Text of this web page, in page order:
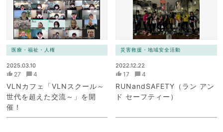
医療・福祉・人権
2025.03.10
27 4
VLNカフェ「VLNスクール～
世代を超えた交流～」を開
催！
災害救援・地域安全活動
2022.12.22
17 4
RUNandSAFETY（ラン アン
ド セーフティー）